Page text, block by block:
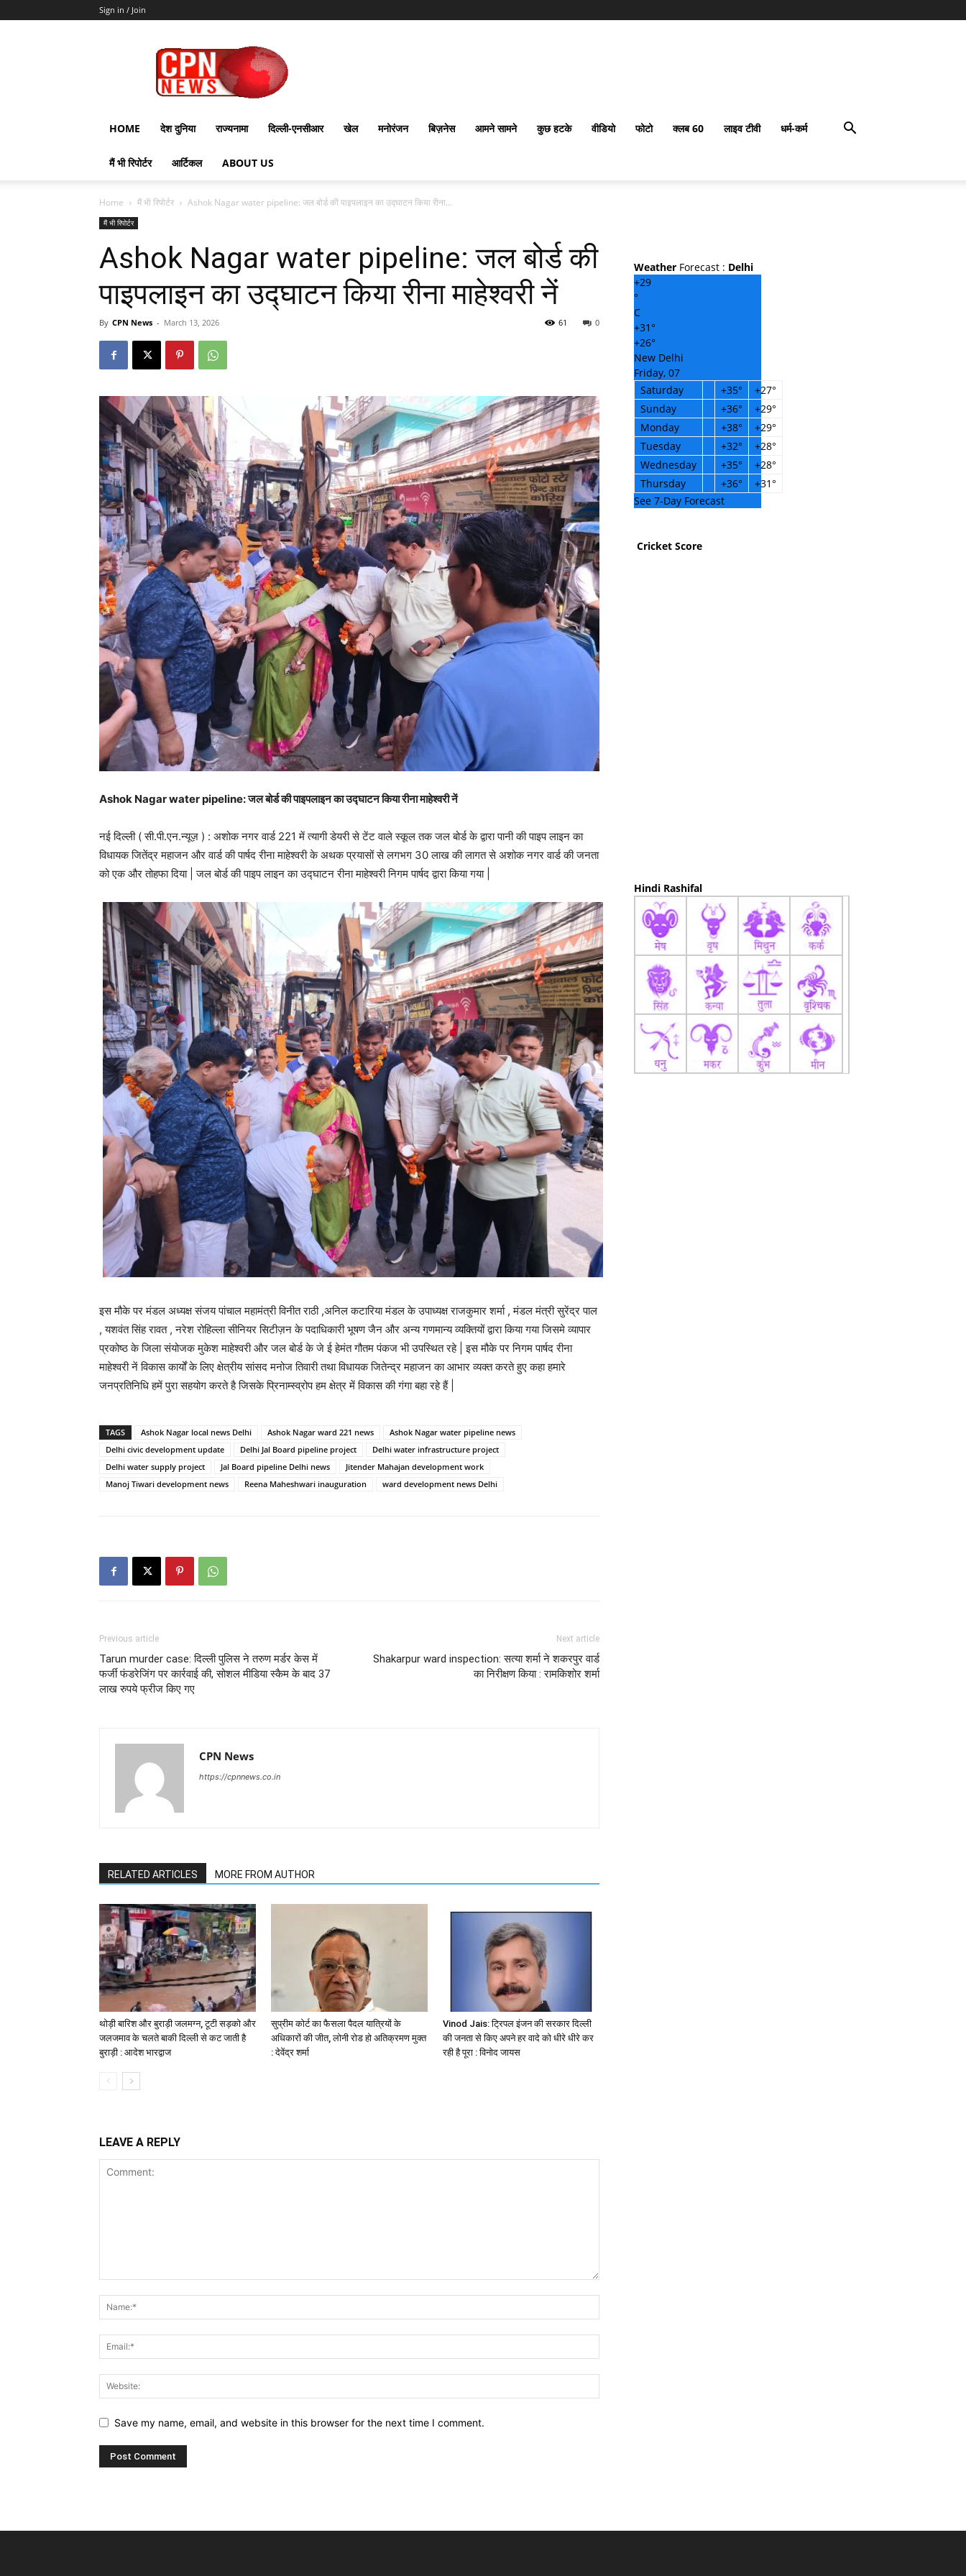
Sign in / Join
CPN
News
HOME देश दुनिया राज्यनामा दिल्ली-एनसीआर खेल मनोरंजन बिज़नेस आमने सामने कुछ हटके वीडियो फोटो क्लब 60 लाइव टीवी धर्म-कर्म
मैं भी रिपोर्टर आर्टिकल ABOUT US
Home मैं भी रिपोर्टर Ashok Nagar water pipeline: जल बोर्ड की पाइपलाइन का उद्घाटन किया रीना...
मैं भी रिपोर्टर
Ashok Nagar water pipeline: जल बोर्ड की
पाइपलाइन का उद्घाटन किया रीना माहेश्वरी नें
By CPN News - March 13, 2026 0
61
Ashok Nagar water pipeline: जल बोर्ड की पाइपलाइन का उद्घाटन किया रीना माहेश्वरी नें
नई दिल्ली ( सी.पी.एन.न्यूज़ ) : अशोक नगर वार्ड 221 में त्यागी डेयरी से टेंट वाले स्कूल तक जल बोर्ड के द्वारा पानी की पाइप लाइन का
विधायक जितेंद्र महाजन और वार्ड की पार्षद रीना माहेश्वरी के अथक प्रयासों से लगभग 30 लाख की लागत से अशोक नगर वार्ड की जनता
को एक और तोहफा दिया | जल बोर्ड की पाइप लाइन का उद्घाटन रीना माहेश्वरी निगम पार्षद द्वारा किया गया |
इस मौके पर मंडल अध्यक्ष संजय पांचाल महामंत्री विनीत राठी ,अनिल कटारिया मंडल के उपाध्यक्ष राजकुमार शर्मा , मंडल मंत्री सुरेंद्र पाल
, यशवंत सिंह रावत , नरेश रोहिल्ला सीनियर सिटीज़न के पदाधिकारी भूषण जैन और अन्य गणमान्य व्यक्तियों द्वारा किया गया जिसमे व्यापार
प्रकोष्ठ के जिला संयोजक मुकेश माहेश्वरी और जल बोर्ड के जे ई हेमंत गौतम पंकज भी उपस्थित रहे | इस मौके पर निगम पार्षद रीना
माहेश्वरी नें विकास कार्यों के लिए क्षेत्रीय सांसद मनोज तिवारी तथा विधायक जितेन्द्र महाजन का आभार व्यक्त करते हुए कहा हमारे
जनप्रतिनिधि हमें पुरा सहयोग करते है जिसके प्रिनाम्स्व्रोप हम क्षेत्र में विकास की गंगा बहा रहे हैं |
TAGS Ashok Nagar local news Delhi Ashok Nagar ward 221 news
Ashok Nagar water pipeline news
Delhi civic development update
Delhi Jal Board pipeline project
Delhi water infrastructure project
Delhi water supply project
Jal Board pipeline Delhi news
Jitender Mahajan development work
Manoj Tiwari development news
Reena Maheshwari inauguration ward development news Delhi
Previous article
Tarun murder case: दिल्ली पुलिस ने तरुण मर्डर केस में
फर्जी फंडरेजिंग पर कार्रवाई की, सोशल मीडिया स्कैम के बाद 37
लाख रुपये फ्रीज किए गए
Next article
Shakarpur ward inspection: सत्या शर्मा ने शकरपुर वार्ड
का निरीक्षण किया : रामकिशोर शर्मा
CPN News
https://cpnnews.co.in
RELATED ARTICLES MORE FROM AUTHOR
थोड़ी बारिश और बुराड़ी जलमग्न, टूटी सड़को और
जलजमाव के चलते बाकी दिल्ली से कट जाती है
बुराड़ी : आदेश भारद्वाज
सुप्रीम कोर्ट का फैसला पैदल यात्रियों के
अधिकारों की जीत, लोनी रोड हो अतिक्रमण मुक्त
: देवेंद्र शर्मा
Vinod Jais: ट्रिपल इंजन की सरकार दिल्ली
की जनता से किए अपने हर वादे को धीरे धीरे कर
रही है पूरा : विनोद जायस
LEAVE A REPLY
Save my name, email, and website in this browser for the next time I comment.
Weather Forecast : Delhi
+29
°
C
+31°
+26°
New Delhi
Friday, 07
Saturday
+35° +27°
Sunday
+36° +29°
Monday
+38° +29°
Tuesday
+32° +28°
Wednesday
+35° +28°
Thursday
+36° +31°
See 7-Day Forecast
Cricket Score
Hindi Rashifal